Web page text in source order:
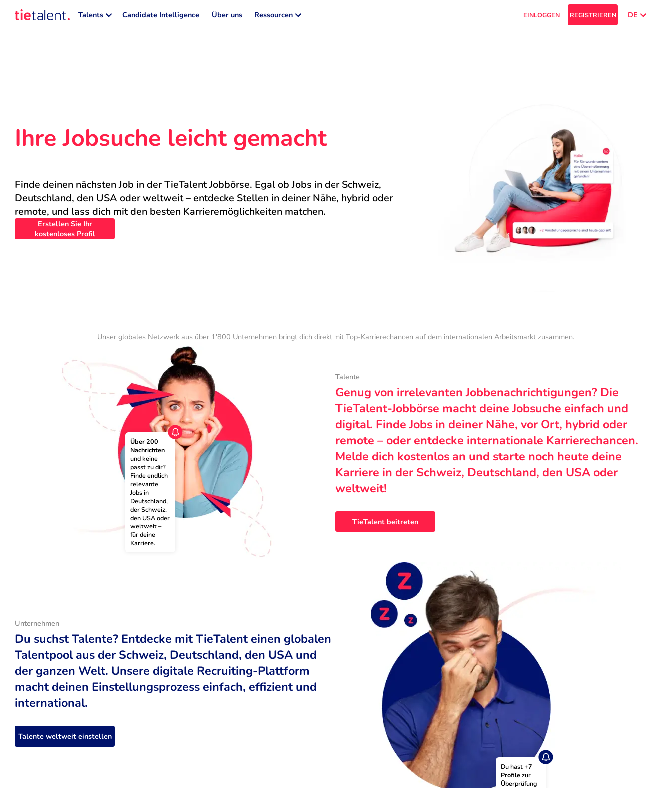
Talents Candidate Intelligence Über uns Ressourcen EINLOGGEN REGISTRIEREN DE
Ihre Jobsuche leicht gemacht
Finde deinen nächsten Job in der TieTalent Jobbörse. Egal ob Jobs in der Schweiz,
Deutschland, den USA oder weltweit – entdecke Stellen in deiner Nähe, hybrid oder
remote, und lass dich mit den besten Karrieremöglichkeiten matchen.
Erstellen Sie Ihr
kostenloses Profil
Unser globales Netzwerk aus über 1'800 Unternehmen bringt dich direkt mit Top-Karrierechancen auf dem internationalen Arbeitsmarkt zusammen.
Über 200
Nachrichten
und keine
passt zu dir?
Finde endlich
relevante
Jobs in
Deutschland,
der Schweiz,
den USA oder
weltweit –
für deine
Karriere.
Talente
Genug von irrelevanten Jobbenachrichtigungen? Die
TieTalent-Jobbörse macht deine Jobsuche einfach und
digital. Finde Jobs in deiner Nähe, vor Ort, hybrid oder
remote – oder entdecke internationale Karrierechancen.
Melde dich kostenlos an und starte noch heute deine
Karriere in der Schweiz, Deutschland, den USA oder
weltweit!
TieTalent beitreten
Du hast +7
Profile zur
Überprüfung
Unternehmen
Du suchst Talente? Entdecke mit TieTalent einen globalen
Talentpool aus der Schweiz, Deutschland, den USA und
der ganzen Welt. Unsere digitale Recruiting-Plattform
macht deinen Einstellungsprozess einfach, effizient und
international.
Talente weltweit einstellen